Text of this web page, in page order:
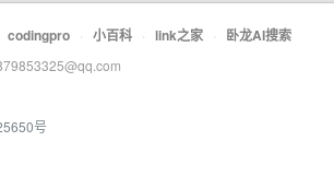
codingpro · 小百科 · link之家 · 卧龙AI搜索
号